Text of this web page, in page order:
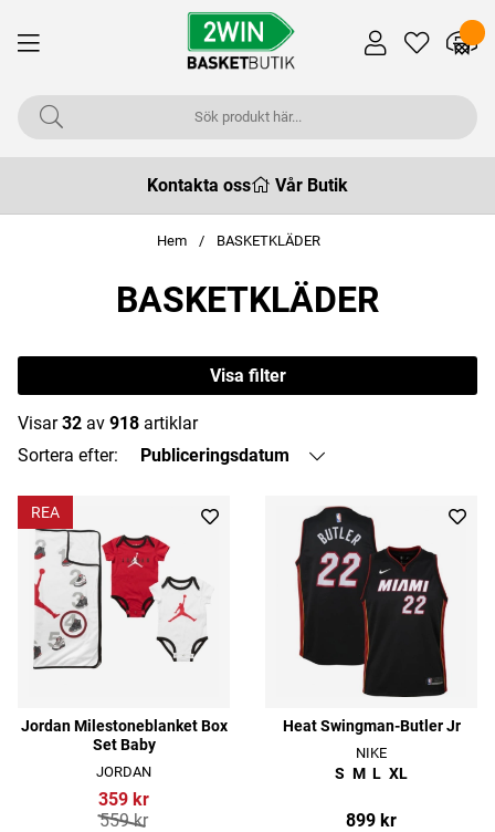
Kontakta oss Vår Butik
Hem BASKETKLÄDER
BASKETKLÄDER
Visa filter
Visar32 av 918 artiklar
Sortera efter:
Publiceringsdatum
REA
Jordan Milestoneblanket Box
Set Baby
JORDAN
359 kr
559 kr
Heat Swingman-Butler Jr
NIKE
S M L XL
899 kr